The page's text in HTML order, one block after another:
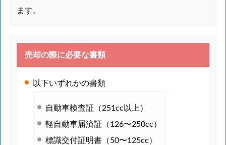
ます。
売却の際に必要な書類
以下いずれかの書類
自動車検査証（251cc以上）
軽自動車届済証（126〜250cc）
標識交付証明書（50〜125cc）